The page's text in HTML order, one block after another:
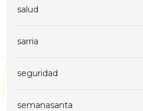
salud
sarria
seguridad
semanasanta